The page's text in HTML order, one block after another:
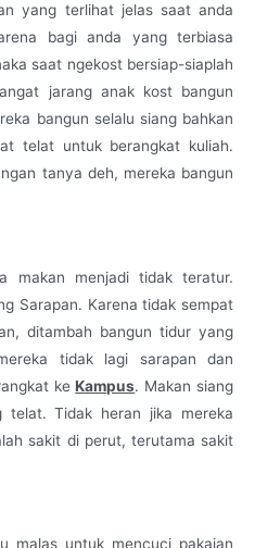
yang terlihat jelas saat anda
bagi anda yang terbiasa
saat ngekost bersiap-siaplah
jarang anak kost bangun
bangun selalu siang bahkan
telat untuk berangkat kuliah.
tanya deh, mereka bangun
makan menjadi tidak teratur.
Sarapan. Karena tidak sempat
ditambah bangun tidur yang
tidak lagi sarapan dan
keKampus. Makan siang
telat. Tidak heran jika mereka
sakit di perut, terutama sakit
malas untuk mencuci pakaian